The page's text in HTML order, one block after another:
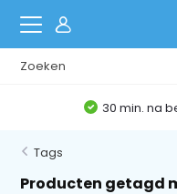
30 min. na
Tags
Producten getagd